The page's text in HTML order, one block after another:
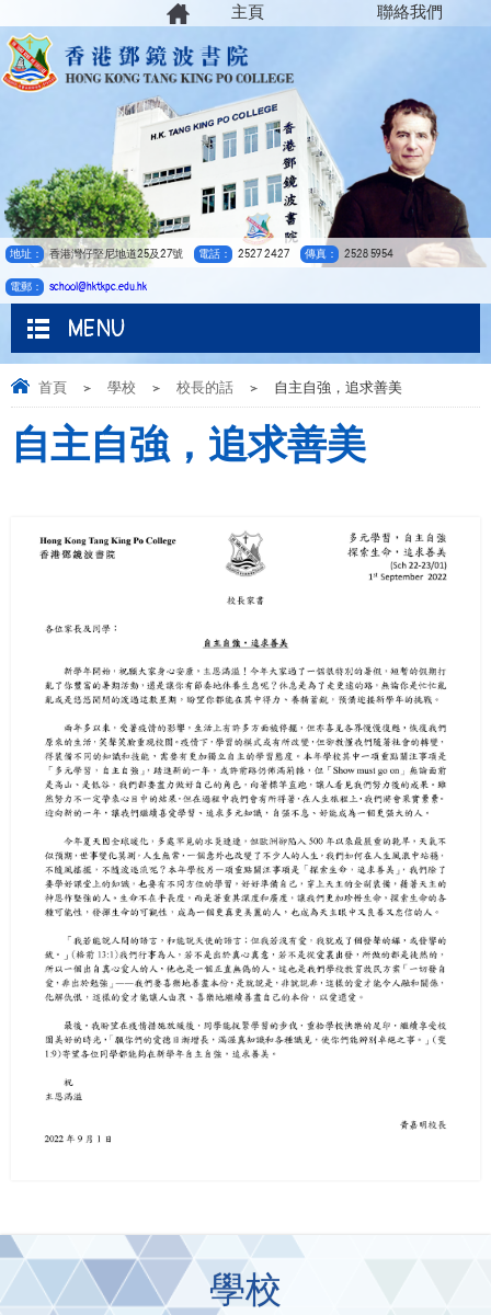
地址： 香港灣仔堅尼地道25及27號 電話： 2527 2427 傳真： 2528 5954
電郵： school@hktkpc.edu.hk
聯絡我們
主頁
MENU
首頁 > 學校 > 校長的話 > 自主自強，追求善美
自主自強，追求善美
學校